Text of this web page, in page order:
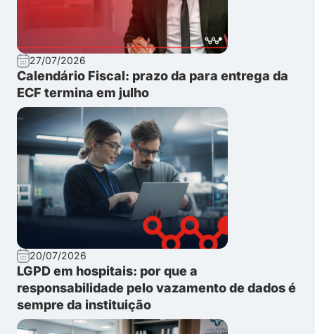
27/07/2026
Calendário Fiscal: prazo da para entrega da
ECF termina em julho
20/07/2026
LGPD em hospitais: por que a
responsabilidade pelo vazamento de dados é
sempre da instituição